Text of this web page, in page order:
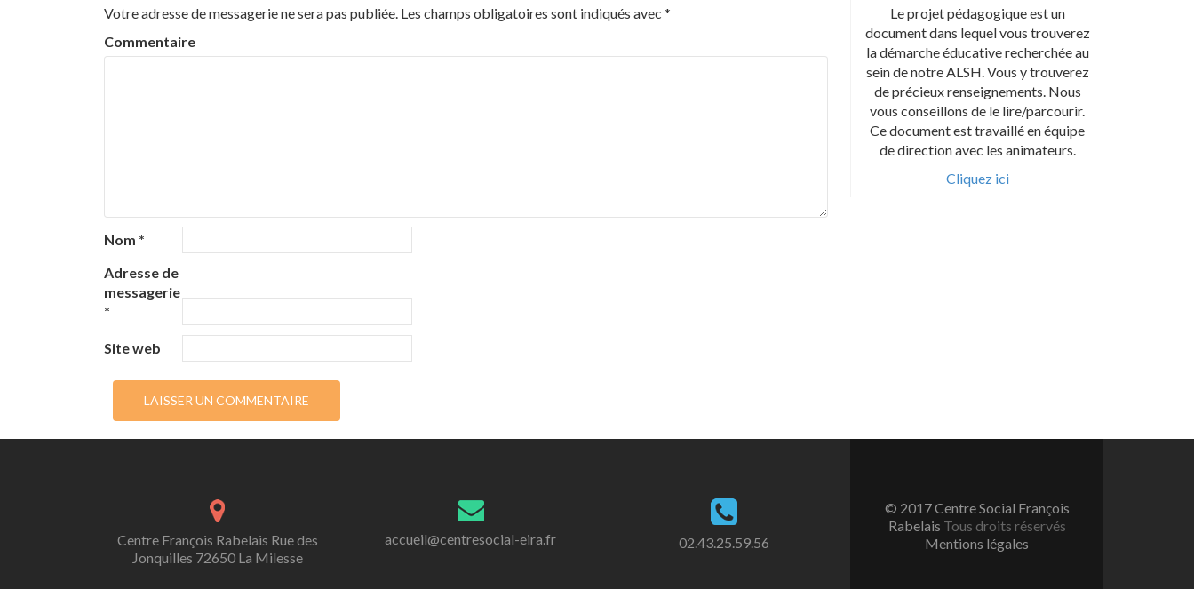
Votre adresse de messagerie ne sera pas publiée. Les champs obligatoires sont indiqués avec *
Commentaire
Nom *
Adresse de
messagerie
*
Site web
Le projet pédagogique est un
document dans lequel vous trouverez
la démarche éducative recherchée au
sein de notre ALSH. Vous y trouverez
de précieux renseignements. Nous
vous conseillons de le lire/parcourir.
Ce document est travaillé en équipe
de direction avec les animateurs.
Cliquez ici
Centre François Rabelais Rue des
Jonquilles 72650 La Milesse
accueil@centresocial-eira.fr 02.43.25.59.56
© 2017 Centre Social François
Rabelais Tous droits réservés
Mentions légales